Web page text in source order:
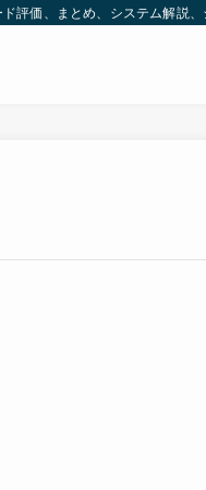
評価、まとめ、システム解説